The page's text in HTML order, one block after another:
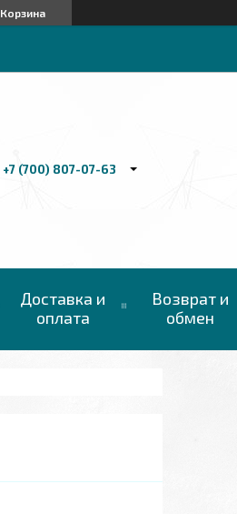
Корзина
+7 (700) 807-07-63
Доставка и
оплата
Возврат и
обмен